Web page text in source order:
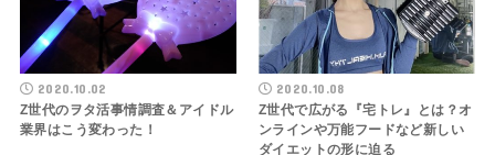
2020.10.02
Z世代のヲタ活事情調査＆アイドル
業界はこう変わった！
2020.10.08
Z世代で広がる『宅トレ』とは？オ
ンラインや万能フードなど新しい
ダイエットの形に迫る